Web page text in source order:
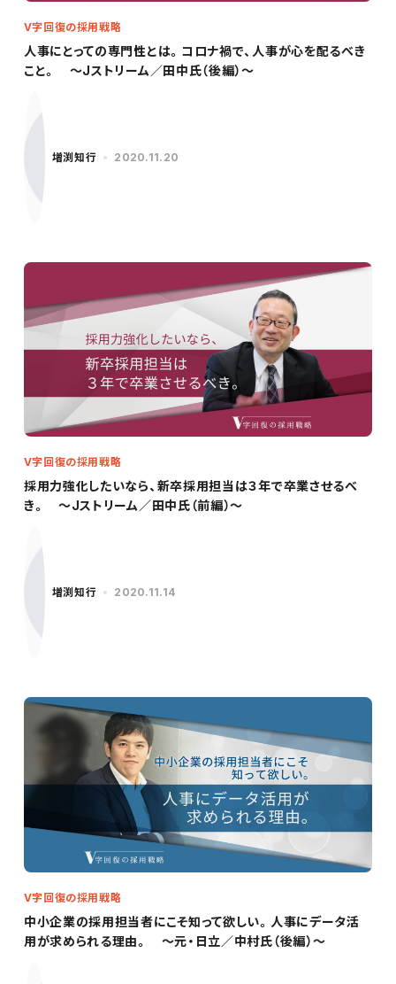
人事にとっての専門性とは。コロナ禍で、人事が心を配るべき
こと。 ～Jストリーム／田中氏（後編）～
V字回復の採用戦略
増渕知行 2020.11.20
採用力強化したいなら、新卒採用担当は３年で卒業させるべ
き。 ～Jストリーム／田中氏（前編）～
V字回復の採用戦略
増渕知行 2020.11.14
中小企業の採用担当者にこそ知って欲しい。人事にデータ活
用が求められる理由。 ～元・日立／中村氏（後編）～
V字回復の採用戦略